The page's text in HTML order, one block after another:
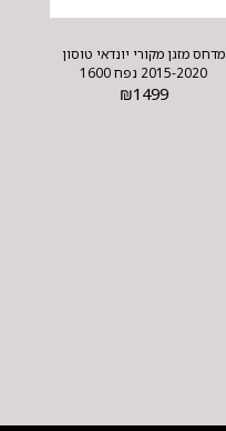
מדחס מזגן מקורי יונדאי טוסון
2015-2020 נפח 1600
₪1499